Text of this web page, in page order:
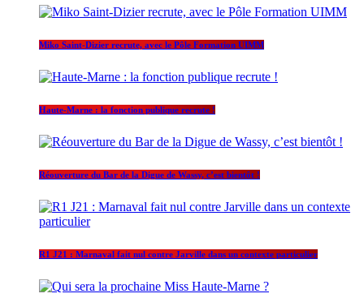
Miko Saint-Dizier recrute, avec le Pôle Formation UIMM
Haute-Marne : la fonction publique recrute !
Réouverture du Bar de la Digue de Wassy, c’est bientôt !
R1 J21 : Marnaval fait nul contre Jarville dans un contexte particulier